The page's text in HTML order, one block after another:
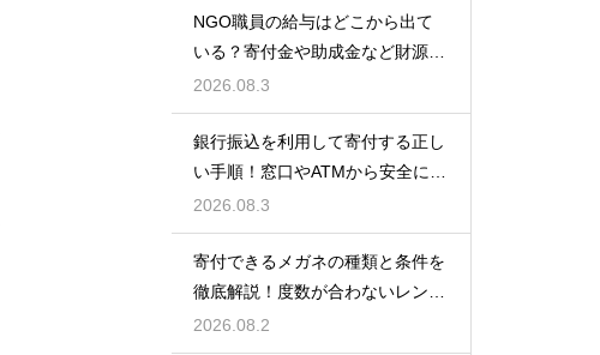
NGO職員の給与はどこから出て
いる？寄付金や助成金など財源の
仕組みを徹底解説
2026.08.3
銀行振込を利用して寄付する正し
い手順！窓口やATMから安全に支
援金を送る方法
2026.08.3
寄付できるメガネの種類と条件を
徹底解説！度数が合わないレンズ
でも大丈夫
2026.08.2